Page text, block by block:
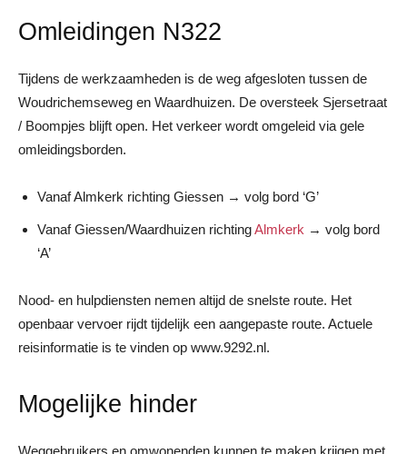
Omleidingen N322
Tijdens de werkzaamheden is de weg afgesloten tussen de
Woudrichemseweg en Waardhuizen. De oversteek Sjersetraat
/ Boompjes blijft open. Het verkeer wordt omgeleid via gele
omleidingsborden.
Vanaf Almkerk richting Giessen → volg bord ‘G’
Vanaf Giessen/Waardhuizen richtingAlmkerk → volg bord
‘A’
Nood- en hulpdiensten nemen altijd de snelste route. Het
openbaar vervoer rijdt tijdelijk een aangepaste route. Actuele
reisinformatie is te vinden op www.9292.nl.
Mogelijke hinder
Weggebruikers en omwonenden kunnen te maken krijgen met